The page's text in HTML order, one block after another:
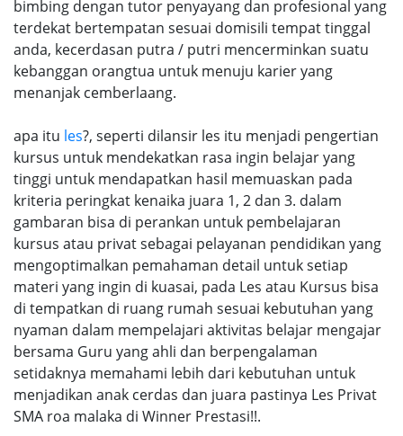
bimbing dengan tutor penyayang dan profesional yang
terdekat bertempatan sesuai domisili tempat tinggal
anda, kecerdasan putra / putri mencerminkan suatu
kebanggan orangtua untuk menuju karier yang
menanjak cemberlaang.
apa itu les?, seperti dilansir les itu menjadi pengertian
kursus untuk mendekatkan rasa ingin belajar yang
tinggi untuk mendapatkan hasil memuaskan pada
kriteria peringkat kenaika juara 1, 2 dan 3. dalam
gambaran bisa di perankan untuk pembelajaran
kursus atau privat sebagai pelayanan pendidikan yang
mengoptimalkan pemahaman detail untuk setiap
materi yang ingin di kuasai, pada Les atau Kursus bisa
di tempatkan di ruang rumah sesuai kebutuhan yang
nyaman dalam mempelajari aktivitas belajar mengajar
bersama Guru yang ahli dan berpengalaman
setidaknya memahami lebih dari kebutuhan untuk
menjadikan anak cerdas dan juara pastinya Les Privat
SMA roa malaka di Winner Prestasi!!.